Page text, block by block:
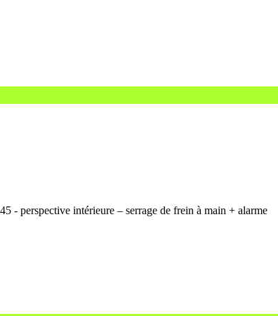
- perspective intérieure – serrage de frein à main + alarme